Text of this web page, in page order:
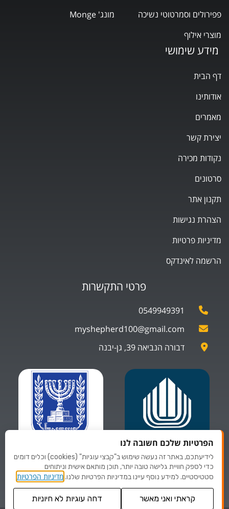
פרטי התקשרות
0549949391
myshepherd100@gmail.com
דבורה הנביאה 39, גן-יבנה
ספקים של
משרד הביטחון
ספקים של
משרד לביטחון פנים
מידע שימושי
דף הבית
אודותינו
מאמרים
יצירת קשר
נקודות מכירה
סרטונים
תקנון אתר
הצהרת נגישות
מדיניות פרטיות
הרשמה לאינדקס
מונג' Monge
פפירולים וסמרטוטי נשיכה
מוצרי אילוף
הפרטיות שלכם חשובה לנו
לידיעתכם, באתר זה נעשה שימוש ב"קבצי עוגיות" (cookies) וכלים דומים
כדי לספק חוויית גלישה טובה יותר, תוכן מותאם אישית וניתוחים
סטטיסטיים. למידע נוסף עיינו במדיניות הפרטיות שלנו.מדיניות הפרטיות
קראתי ואני מאשר דחה עוגיות לא חיוניות